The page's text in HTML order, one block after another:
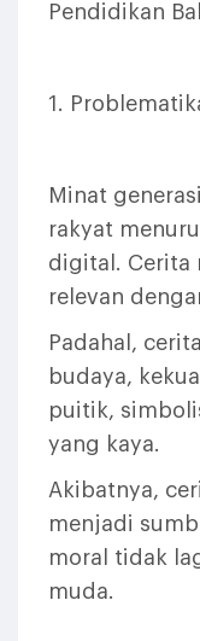
Pendidikan
1.
Minat
rakyat
digital. Cerita
relevan
Padahal,
budaya,
puitik,
yang kaya.
Akibatnya,
menjadi
moral tidak
muda.